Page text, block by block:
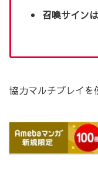
召喚サイン
協力マルチプレイを